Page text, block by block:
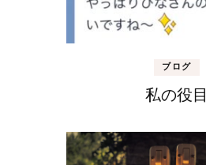
ブログ
私の役目